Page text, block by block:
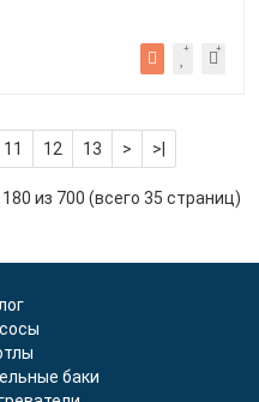
11 12 13 > >|
из 700 (всего 35 страниц)
баки